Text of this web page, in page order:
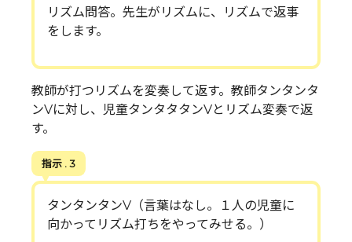
リズム問答。先生がリズムに、リズムで返事
をします。
教師が打つリズムを変奏して返す。教師タンタンタ
ンVに対し、児童タンタタタンVとリズム変奏で返
す。
指示 . 3
タンタンタンV（言葉はなし。１人の児童に
向かってリズム打ちをやってみせる。）